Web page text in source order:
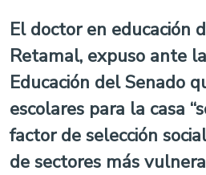
El doctor en educación
Retamal, expuso ante
Educación del Senado
escolares para la casa
factor de selección
de sectores más